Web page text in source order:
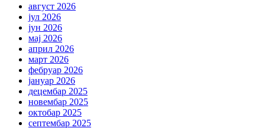
август 2026
јул 2026
јун 2026
мај 2026
април 2026
март 2026
фебруар 2026
јануар 2026
децембар 2025
новембар 2025
октобар 2025
септембар 2025